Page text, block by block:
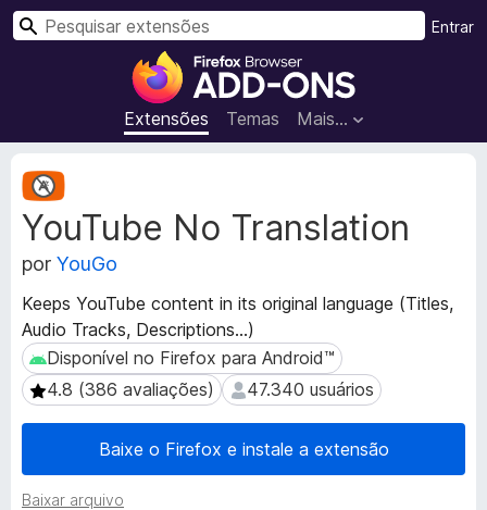
E
x
t
e
õ
e
d
o
N
a
v
e
g
a
Extensões Temas Mais…
Entrar
P
YouTube No Translation
por YouGo
Keeps YouTube content in its original language (Titles,
Audio Tracks, Descriptions...)
Disponível no Firefox para Android™
Disponível no Firefox para Android™
4.8 (386 avaliações)
4.8 (386 avaliações) 47.340 usuários
47.340 usuários
Baixe o Firefox e instale a extensão
Baixar arquivo
M
e
t
d
d
o
s
d
a
e
t
e